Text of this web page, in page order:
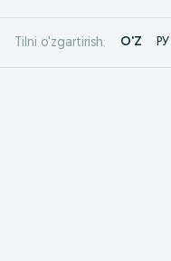
Tilni o'zgartirish: O'Z РУ